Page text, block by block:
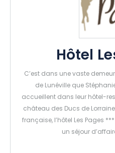
Hôtel
C’est dans une vaste
de Lunéville que
accueillent dans leur hôtel-
château des Ducs de
française, l’hôtel Les Pages
un séjour